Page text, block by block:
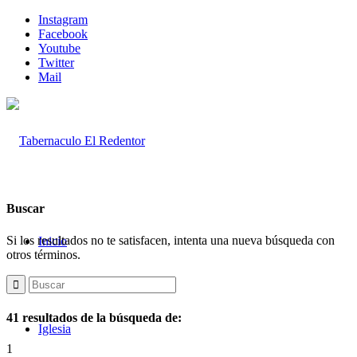
Instagram
Facebook
Youtube
Twitter
Mail
Inicio
Iglesia
Buscar
Si los resultados no te satisfacen, intenta una nueva búsqueda con
otros términos.
41 resultados de la búsqueda de:
1